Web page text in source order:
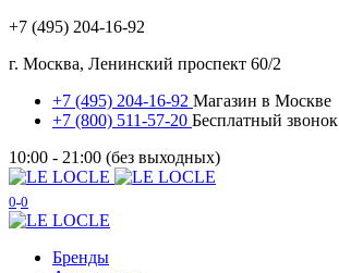
+7 (495) 204-16-92
г. Москва, Ленинский проспект 60/2
+7 (495) 204-16-92 Магазин в Москве
+7 (800) 511-57-20 Бесплатный звонок
10:00 - 21:00 (без выходных)
0 0
Бренды